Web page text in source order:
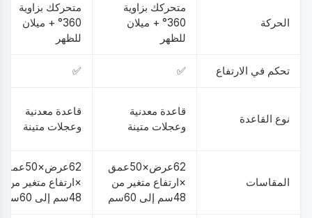
الحركة
متحركك بزاوية
360° + ميلان
للظهر
متحركك بزاوية
360° + ميلان
للظهر
تحكم في الارتفاع ✅
✅
نوع القاعدة
قاعدة معدنية
وعجلات متينة
قاعدة معدنية
وعجلات متينة
المقاسات
62عرض×50عمق
×ارتفاع متغير من
48سم إلى 60سم
62عرض×50عمق
×ارتفاع متغير من
48سم إلى 60سم